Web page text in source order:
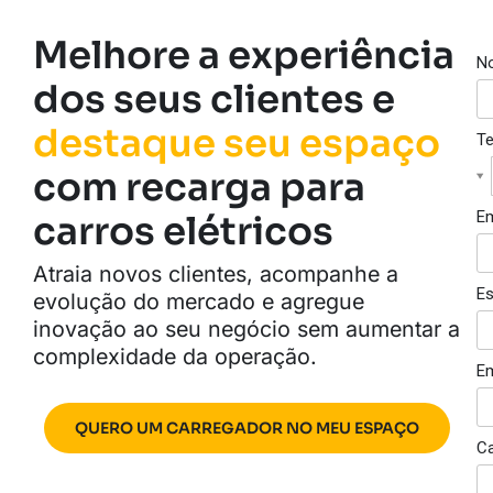
Melhore a experiência
dos seus clientes e
destaque seu espaço
com recarga para
carros elétricos
Atraia novos clientes, acompanhe a
evolução do mercado e agregue
inovação ao seu negócio sem aumentar a
complexidade da operação.
QUERO UM CARREGADOR NO MEU ESPAÇO